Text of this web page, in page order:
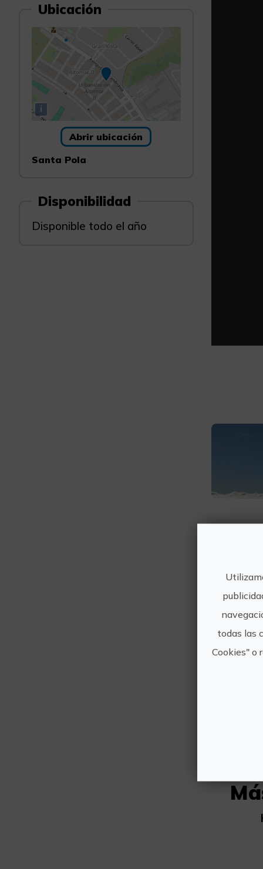
Ubicación
i
Abrir ubicación
Santa Pola
Disponibilidad
Disponible todo el año
todas las
Cookies" o